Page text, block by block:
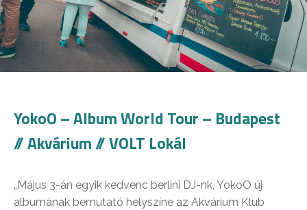
YokoO – Album World Tour – Budapest
// Akvárium // VOLT Lokál
„Május 3-án egyik kedvenc berlini DJ-nk, YokoO új
albumának bemutató helyszíne az Akvárium Klub